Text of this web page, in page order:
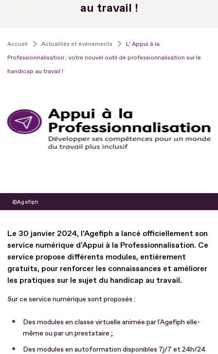
au travail !
Accueil Actualités et événements
L' Appui à la
Professionnalisation : votre nouvel outil de professionnalisation sur le
handicap au travail !
Agefiph
Le 30 janvier 2024, l'Agefiph a lancé officiellement son
service numérique d'Appui à la Professionnalisation. Ce
service propose différents modules, entièrement
gratuits, pour renforcer les connaissances et améliorer
les pratiques sur le sujet du handicap au travail.
Sur ce service numérique sont proposés :
Des modules en classe virtuelle animée par l'Agefiph elle-
même ou par un prestataire ;
Des modules en autoformation disponibles 7j/7 et 24h/24